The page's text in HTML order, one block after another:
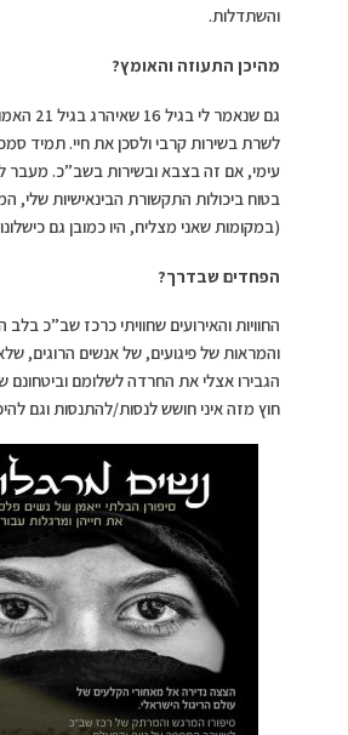
והשתדלות.
מהיכן התעוזה והאומץ?
גם שנאמר
לשרת בשירות קרבי ולסכן את חיי. תמיד
עימי, אם זה בצבא ובשירות בשב”כ. מעבר
בטוח ביכולות התקשורת הבינאישיות שלי,
(במקומות שאני מצליח, היו כמובן גם
הפחדים שבדרך?
החוויות והאירועים שחוויתי כרכז שב”כ בלב
והמראות של פיגועים, של אנשים הרוגים,
הגבירו אצלי את החרדה לשלומם וביטחונם
חוץ מזה איני חושש לנסות/להתנסות וגם